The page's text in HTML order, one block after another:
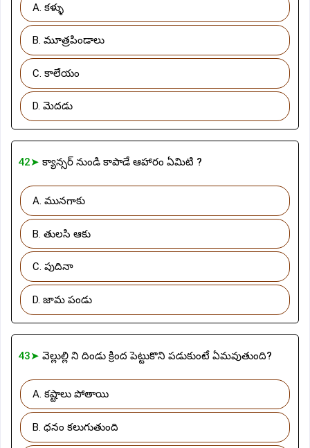
A. కళ్ళు
B. మూత్రపిండాలు
C. కాలేయం
D. మెదడు
42➤ క్యాన్సర్ నుండి కాపాడే ఆహారం ఏమిటి ?
A. మునగాకు
B. తులసి ఆకు
C. పుదినా
D. జామ పండు
43➤ వెల్లుల్లి ని దిండు క్రింద పెట్టుకొని పడుకుంటే ఏమవుతుంది?
A. కష్టాలు పోతాయి
B. ధనం కలుగుతుంది